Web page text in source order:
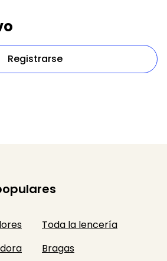
Registrarse
Toda la lencería
Bragas